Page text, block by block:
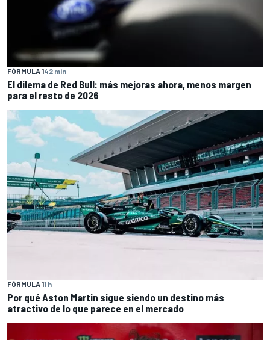
FÓRMULA 142 min
El dilema de Red Bull: más mejoras ahora, menos margen
para el resto de 2026
FÓRMULA 11 h
Por qué Aston Martin sigue siendo un destino más
atractivo de lo que parece en el mercado